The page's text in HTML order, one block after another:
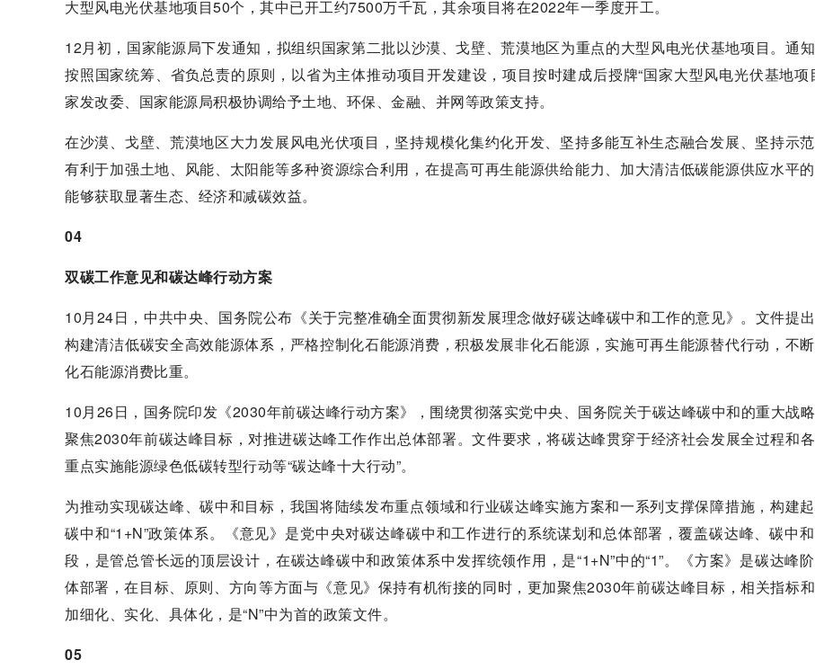
大型风电光伏基地项目50个，其中已开工约7500万千瓦，其余项目将在2022年一季度开工。
12月初，国家能源局下发通知，拟组织国家第二批以沙漠、戈壁、荒漠地区为重点的大型风电光伏基地项目。通知
按照国家统筹、省负总责的原则，以省为主体推动项目开发建设，项目按时建成后授牌“国家大型风电光伏基地项
家发改委、国家能源局积极协调给予土地、环保、金融、并网等政策支持。
在沙漠、戈壁、荒漠地区大力发展风电光伏项目，坚持规模化集约化开发、坚持多能互补生态融合发展、坚持示范
有利于加强土地、风能、太阳能等多种资源综合利用，在提高可再生能源供给能力、加大清洁低碳能源供应水平的
能够获取显著生态、经济和减碳效益。
04
双碳工作意见和碳达峰行动方案
10月24日，中共中央、国务院公布《关于完整准确全面贯彻新发展理念做好碳达峰碳中和工作的意见》。文件提
构建清洁低碳安全高效能源体系，严格控制化石能源消费，积极发展非化石能源，实施可再生能源替代行动，不
化石能源消费比重。
10月26日，国务院印发《2030年前碳达峰行动方案》，围绕贯彻落实党中央、国务院关于碳达峰碳中和的重大战略
聚焦2030年前碳达峰目标，对推进碳达峰工作作出总体部署。文件要求，将碳达峰贯穿于经济社会发展全过程和各
重点实施能源绿色低碳转型行动等“碳达峰十大行动”。
为推动实现碳达峰、碳中和目标，我国将陆续发布重点领域和行业碳达峰实施方案和一系列支撑保障措施，构建
碳中和“1+N”政策体系。《意见》是党中央对碳达峰碳中和工作进行的系统谋划和总体部署，覆盖碳达峰、碳中
段，是管总管长远的顶层设计，在碳达峰碳中和政策体系中发挥统领作用，是“1+N”中的“1”。《方案》是碳达峰
体部署，在目标、原则、方向等方面与《意见》保持有机衔接的同时，更加聚焦2030年前碳达峰目标，相关指标
加细化、实化、具体化，是“N”中为首的政策文件。
05